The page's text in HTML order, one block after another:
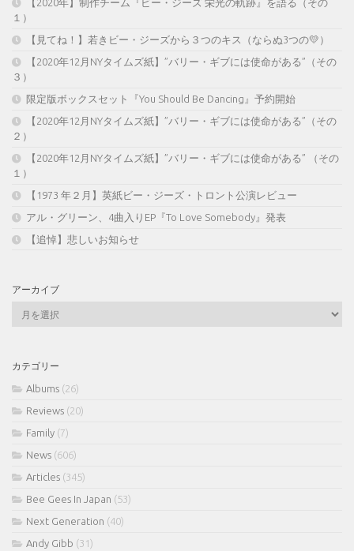
【2020年】制作チーム『ビー・ジーズ 栄光の軌跡』を語る（その
１）
【見てね！】若きビー・ジーズから３つのキス（ならぬ3つの💛）
【2020年12月NYタイムズ紙】”バリー・ギブには使命がある”（その
３）
限定版ボックスセット『You Should Be Dancing』予約開始
【2020年12月NYタイムズ紙】”バリー・ギブには使命がある”（その
２）
【2020年12月NYタイムズ紙】”バリー・ギブには使命がある” （その
１）
【1973 年２月】英紙ビー・ジーズ・トロント公演レビュー
アル・グリーン、4曲入りEP『To Love Somebody』発表
【追悼】悲しいお知らせ
アーカイブ
ブ
カテゴリー
Albums (26)
Reviews (20)
Family (7)
News (606)
Articles (345)
Bee Gees In Japan (53)
Next Generation (40)
Andy Gibb (31)